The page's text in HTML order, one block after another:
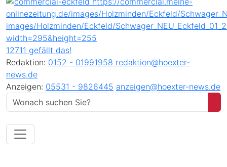
12711 gefällt das!
Redaktion: 0152 - 01991958 redaktion@hoexter-
news.de
Anzeigen: 05531 - 9826445 anzeigen@hoexter-news.de